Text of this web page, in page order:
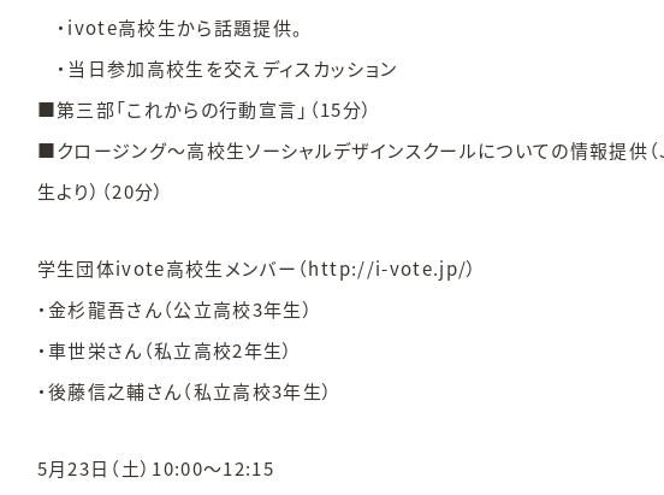
・ivote高校生から話題提供。
・当日参加高校生を交えディスカッション
■第三部「これからの行動宣言」（15分）
■クロージング～高校生ソーシャルデザインスクールについての情報提供
生より）（20分）
学生団体ivote高校生メンバー（http://i-vote.jp/）
・金杉龍吾さん（公立高校3年生）
・車世栄さん（私立高校2年生）
・後藤信之輔さん（私立高校3年生）
5月23日（土）10:00～12:15